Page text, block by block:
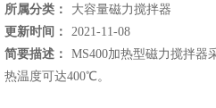
所属分类：
大容量磁力搅拌器
更新时间：
2021-11-08
简要描述：
MS400加热型磁力搅拌器
热温度可达400℃。